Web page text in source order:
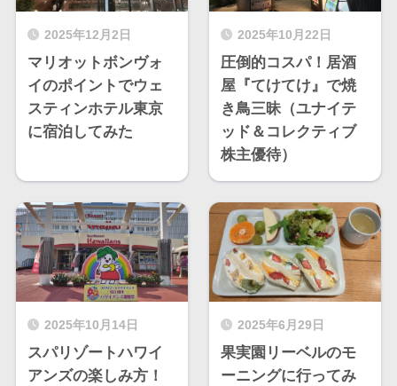
2025年12月2日
マリオットボンヴォ
イのポイントでウェ
スティンホテル東京
に宿泊してみた
2025年10月22日
圧倒的コスパ！居酒
屋『てけてけ』で焼
き鳥三昧（ユナイテ
ッド＆コレクティブ
株主優待）
2025年10月14日
スパリゾートハワイ
アンズの楽しみ方！
2025年6月29日
果実園リーベルのモ
ーニングに行ってみ